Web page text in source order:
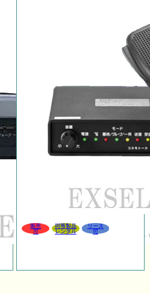
販売
可
同等製品
レンタル
リース
可